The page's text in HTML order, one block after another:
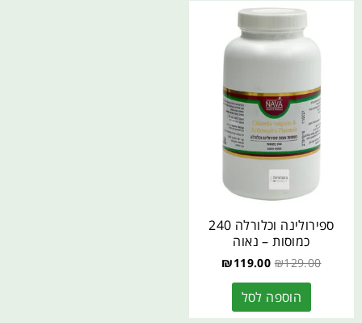
ספירולינה וכלורלה 240
כמוסות – נאוה
₪129.00
₪119.00
הוספה לסל